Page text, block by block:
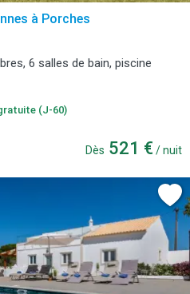
à Porches
6 salles de bain, piscine
(J-60)
Dès 521 € / nuit